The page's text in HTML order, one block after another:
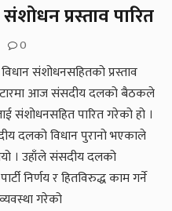
प्रस्ताव पारित
0
संशोधनसहितको प्रस्ताव
आज संसदीय दलको बैठकले
संशोधनसहित पारित गरेको हो ।
दलको विधान पुरानो भएकाले
। उहाँले संसदीय दलको
निर्णय र हितविरुद्ध काम गर्ने
गरेको